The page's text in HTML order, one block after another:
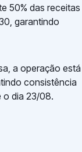
50% das receitas
garantindo
a operação está
consistência
o dia 23/08.